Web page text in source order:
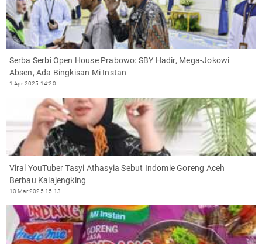
Serba Serbi Open House Prabowo: SBY Hadir, Mega-Jokowi
Absen, Ada Bingkisan Mi Instan
1 Apr 2025 14:20
Viral YouTuber Tasyi Athasyia Sebut Indomie Goreng Aceh
Berbau Kalajengking
10 Mar 2025 15:13